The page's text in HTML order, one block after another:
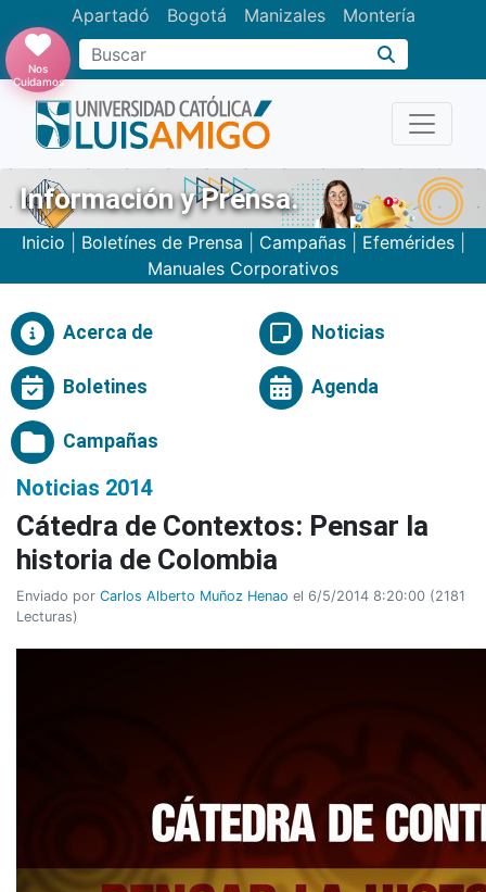
Apartadó Bogotá Manizales Montería
Buscar
Nos
Cuidamos
Información y Prensa.
Inicio Boletínes de Prensa Campañas| Efemérides|
Manuales Corporativos
Acerca de Noticias
Boletines Agenda
Campañas
Noticias 2014
Cátedra de Contextos: Pensar la
historia de Colombia
Enviado por Carlos Alberto Muñoz Henao el 6/5/2014 8:20:00 (2181
Lecturas)